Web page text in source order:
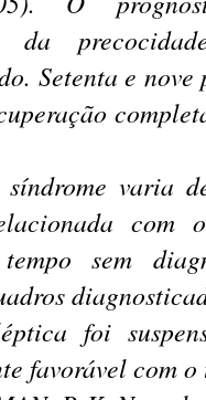
da
Setenta e nove
varia
com
sem
foi
favorável com